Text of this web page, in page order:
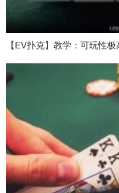
【EV扑克】教学：可玩性